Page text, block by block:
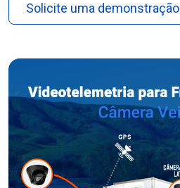
Solicite uma demonstração